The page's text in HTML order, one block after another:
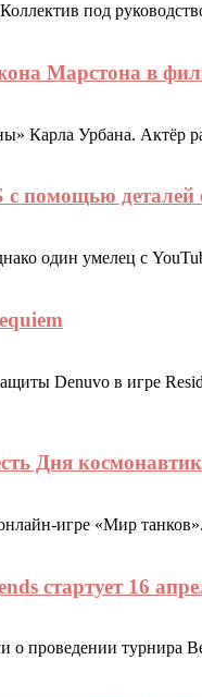
под
Марстона в
Карла Урбана. Актёр
помощью деталей
один умелец с
Denuvo в игре
Дня
игре «Мир
стартует 16
проведении турнира